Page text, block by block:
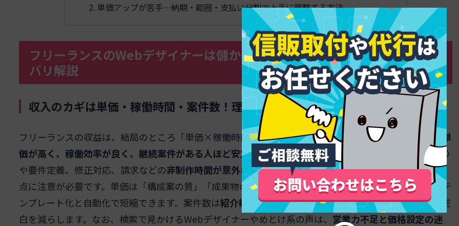
単価アップが苦手…納期・範囲・支払い分割で上手に調整する方法
フリーランスのWebデザイナーは儲かりますか？結論と現実的な条件をズ
バリ解説
収入のカギは単価・稼働時間・案件数！理想と現実の違いを先にチェック
フリーランスの収益は、結局のところ「単価×稼働時間×案件数」で決まります。理想を先に言えば、
単
価が高く、稼働効率が良く、継続案件がある人ほど安定して伸びるのは事実です。一方で現実は、見積り
や要件定義、修正対応、請求などの非制作時間が意外に重く、実作業時間だけで試算するとズレやすい
点に注意が必要です。単価は「構成案の質」「成果物の再現性」「運用提案力」で上げやすく、稼働はテ
ンプレート化と自動化で短縮できます。案件数は紹介経路の分散と継続契約の比率がカギで、突発的な空
白を減らします。なお、検索で見かけるWebデザイナーやめとけ系の声は、 営業力不足と価格設定の迷